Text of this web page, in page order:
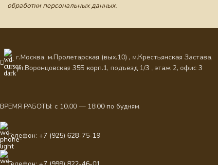
обработки персональных данных.
г.Москва, м.Пролетарская (вых.10) , м.Крестьянская Застава,
ул.Воронцовская 35Б корп.1, подъезд 1/3 , этаж 2, офис 3
ВРЕМЯ РАБОТЫ: с 10.00 — 18.00 по будням.
Телефон: +7 (925) 628-75-19